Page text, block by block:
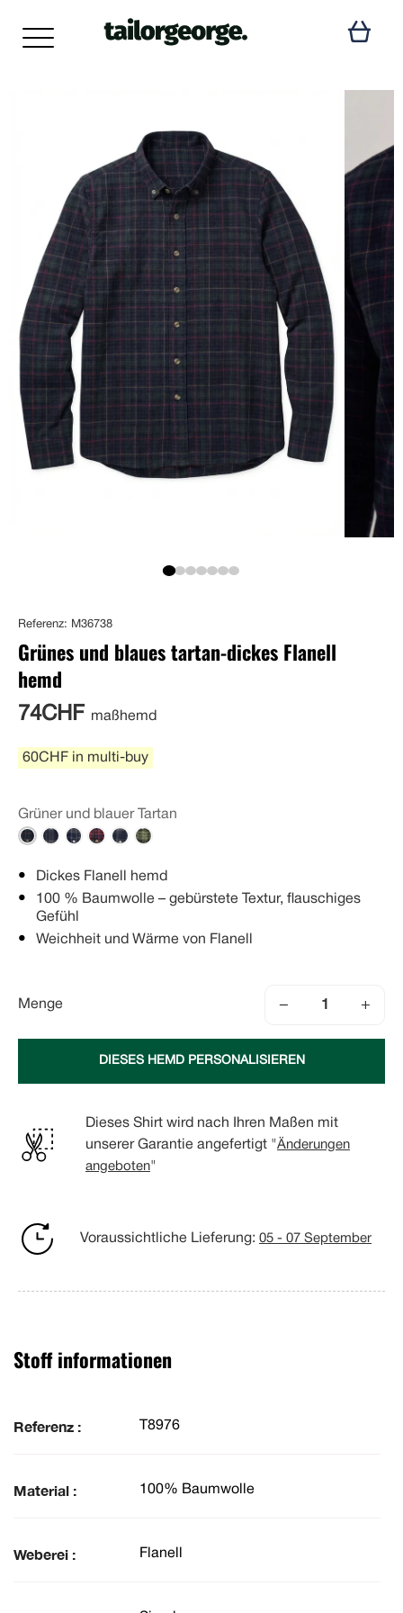
Referenz: M36738
Grünes und blaues tartan-dickes Flanell
hemd
74CHF maßhemd
60CHF in multi-buy
Grüner und blauer Tartan
Dickes Flanell hemd
100 % Baumwolle – gebürstete Textur, flauschiges
Gefühl
Weichheit und Wärme von Flanell
Menge − +
DIESES HEMD PERSONALISIEREN
Dieses Shirt wird nach Ihren Maßen mit
unserer Garantie angefertigt "Änderungen
angeboten"
Voraussichtliche Lieferung: 05 - 07 September
Stoff informationen
Referenz : T8976
Material : 100% Baumwolle
Weberei : Flanell